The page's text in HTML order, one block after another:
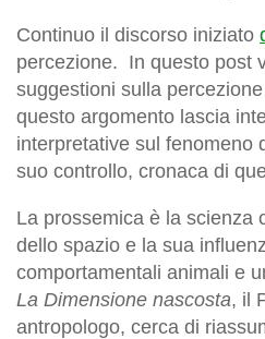
Continuo il discorso iniziato
percezione. In questo post
suggestioni sulla
questo argomento lascia
interpretative sul fenomeno
suo controllo, cronaca di
La prossemica è la scienza
dello spazio e la sua
comportamentali animali e
La Dimensione nascosta, il
antropologo, cerca di